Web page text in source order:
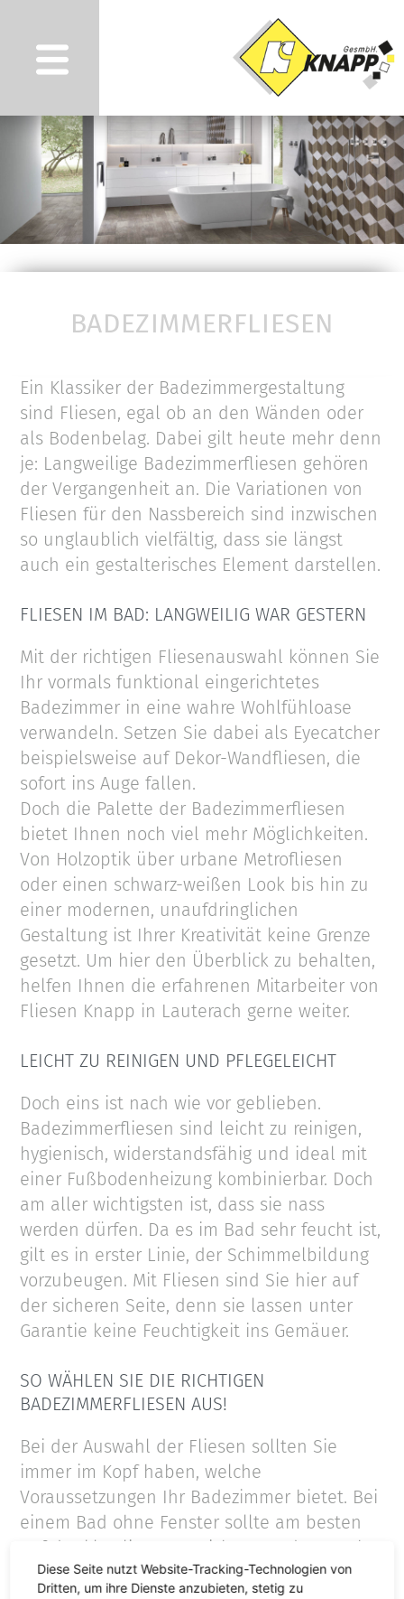
BADEZIMMERFLIESEN
Ein Klassiker der Badezimmergestaltung
sind Fliesen, egal ob an den Wänden oder
als Bodenbelag. Dabei gilt heute mehr denn
je: Langweilige Badezimmerfliesen gehören
der Vergangenheit an. Die Variationen von
Fliesen für den Nassbereich sind inzwischen
so unglaublich vielfältig, dass sie längst
auch ein gestalterisches Element darstellen.
FLIESEN IM BAD: LANGWEILIG WAR GESTERN
Mit der richtigen Fliesenauswahl können Sie
Ihr vormals funktional eingerichtetes
Badezimmer in eine wahre Wohlfühloase
verwandeln. Setzen Sie dabei als Eyecatcher
beispielsweise auf Dekor-Wandfliesen, die
sofort ins Auge fallen.
Doch die Palette der Badezimmerfliesen
bietet Ihnen noch viel mehr Möglichkeiten.
Von Holzoptik über urbane Metrofliesen
oder einen schwarz-weißen Look bis hin zu
einer modernen, unaufdringlichen
Gestaltung ist Ihrer Kreativität keine Grenze
gesetzt. Um hier den Überblick zu behalten,
helfen Ihnen die erfahrenen Mitarbeiter von
Fliesen Knapp in Lauterach gerne weiter.
LEICHT ZU REINIGEN UND PFLEGELEICHT
Doch eins ist nach wie vor geblieben.
Badezimmerfliesen sind leicht zu reinigen,
hygienisch, widerstandsfähig und ideal mit
einer Fußbodenheizung kombinierbar. Doch
am aller wichtigsten ist, dass sie nass
werden dürfen. Da es im Bad sehr feucht ist,
gilt es in erster Linie, der Schimmelbildung
vorzubeugen. Mit Fliesen sind Sie hier auf
der sicheren Seite, denn sie lassen unter
Garantie keine Feuchtigkeit ins Gemäuer.
SO WÄHLEN SIE DIE RICHTIGEN
BADEZIMMERFLIESEN AUS!
Bei der Auswahl der Fliesen sollten Sie
immer im Kopf haben, welche
Voraussetzungen Ihr Badezimmer bietet. Bei
einem Bad ohne Fenster sollte am besten
auf dunkle Fliesen verzichtet werden. Auch
die Größe spielt bei Badezimmerfliesen eine
Diese Seite nutzt Website-Tracking-Technologien von
Dritten, um ihre Dienste anzubieten, stetig zu